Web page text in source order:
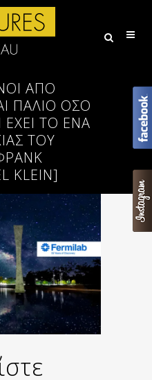
ΑΠΌ
ΠΑΛΙΌ ΌΣΟ
ΤΟ ΈΝΑ
ΤΟΥ
KLEIN]